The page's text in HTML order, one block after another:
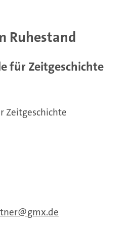
Ruhestand
für Zeitgeschichte
Zeitgeschichte
gmx.de